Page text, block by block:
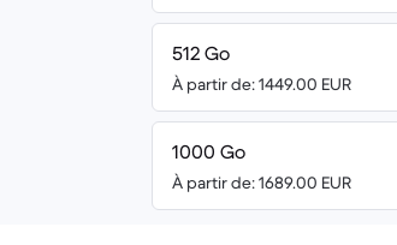
512 Go
À partir de: 1449.00 EUR
1000 Go
À partir de: 1689.00 EUR